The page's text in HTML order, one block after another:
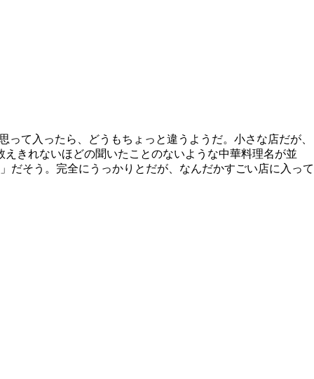
て入ったら、どうもちょっと違うようだ。小さな店だが、
きれないほどの聞いたことのないような中華料理名が並
だそう。完全にうっかりとだが、なんだかすごい店に入って